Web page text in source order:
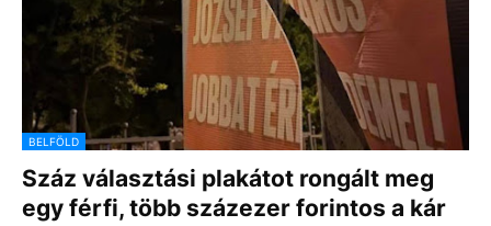
BELFÖLD
Száz választási plakátot rongált meg
egy férfi, több százezer forintos a kár